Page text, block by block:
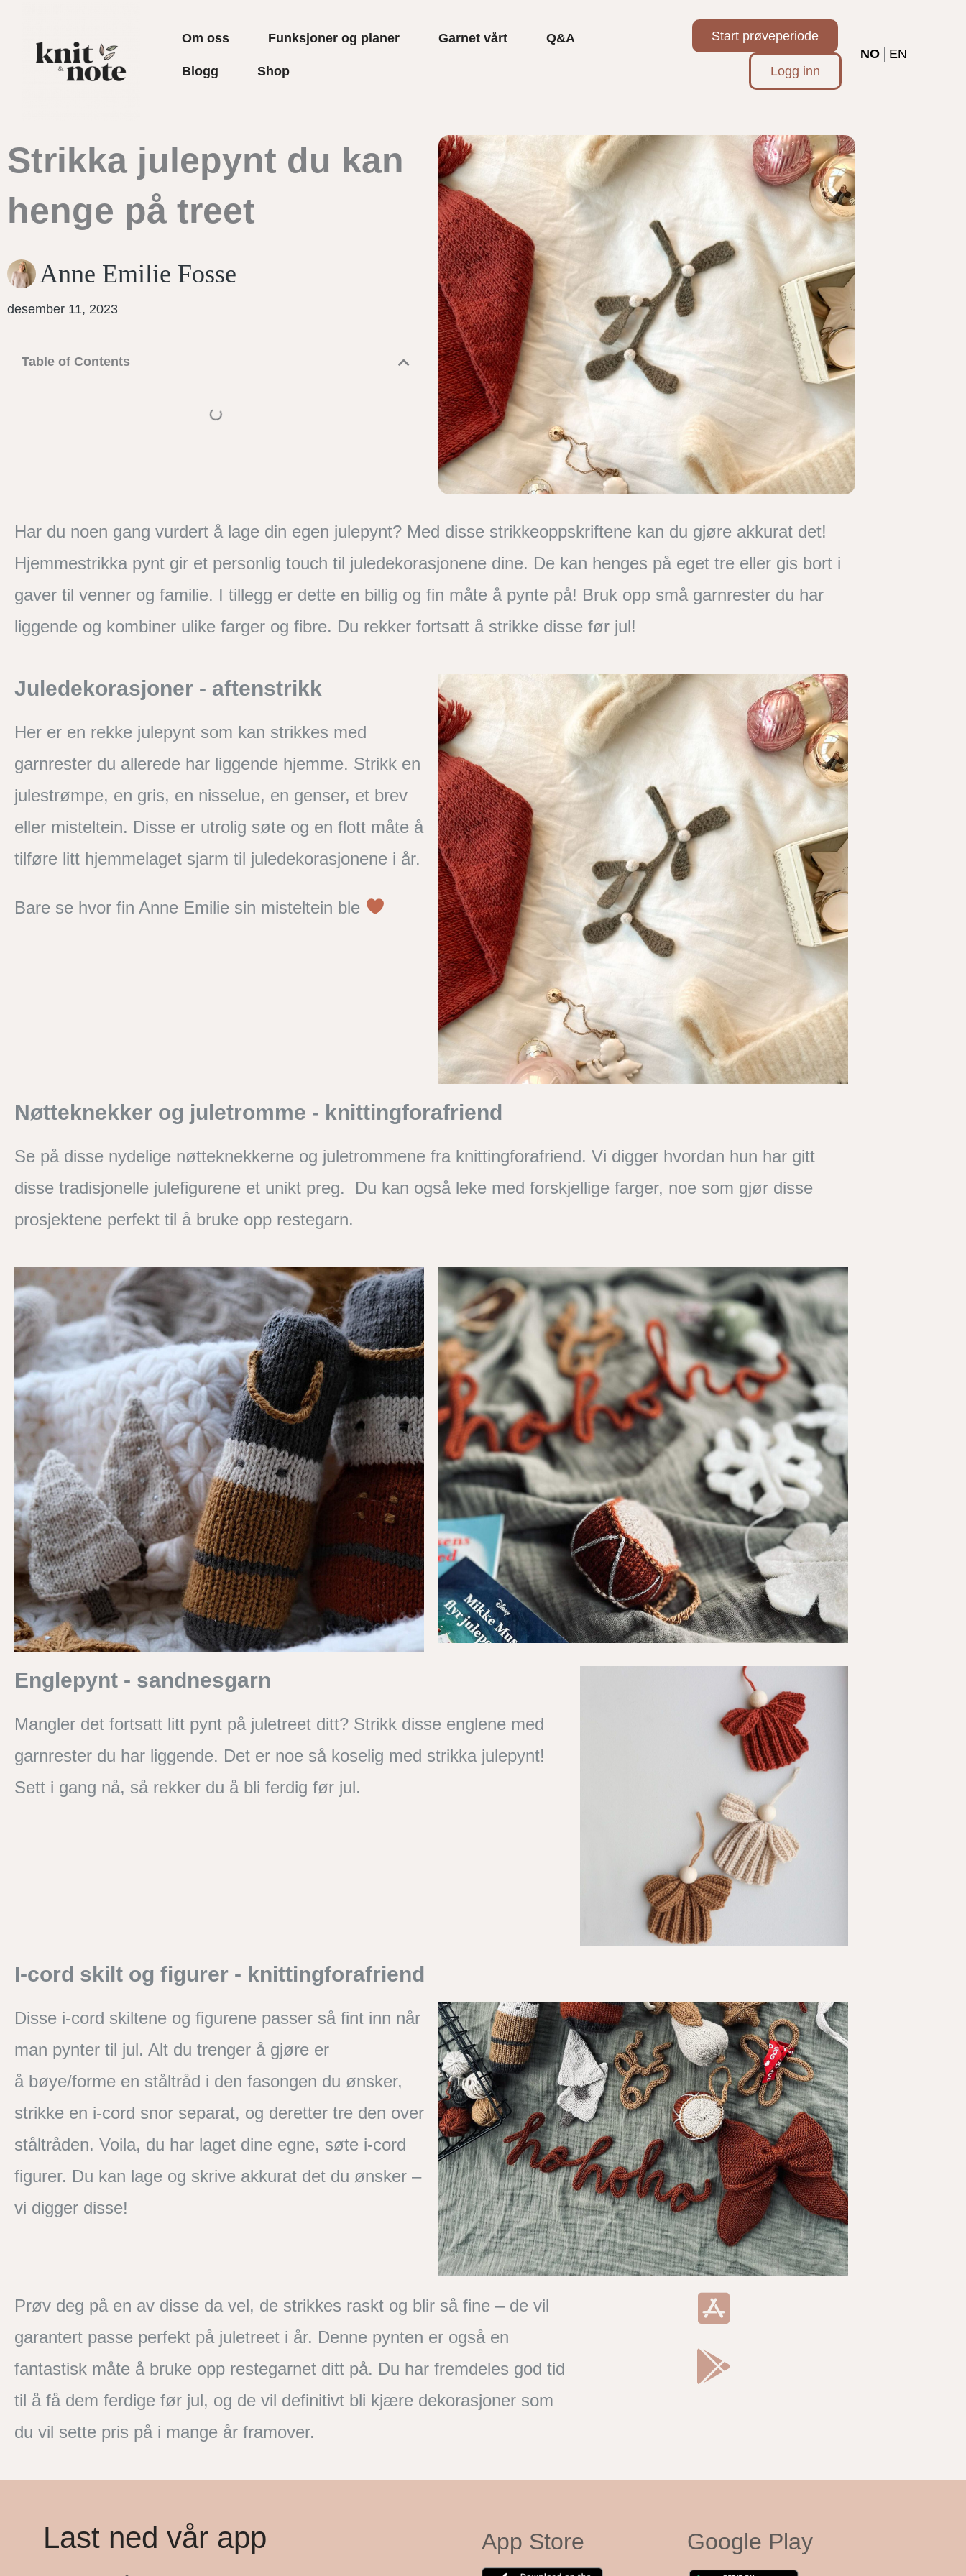
Om oss Funksjoner og planer Garnet vårt Q&A
Blogg Shop
Start prøveperiode
Logg inn
NO EN
Strikka julepynt du kan
henge på treet
Anne Emilie Fosse
desember 11, 2023
Table of Contents
Har du noen gang vurdert å lage din egen julepynt? Med disse strikkeoppskriftene kan du gjøre akkurat det!
Hjemmestrikka pynt gir et personlig touch til juledekorasjonene dine. De kan henges på eget tre eller gis bort i
gaver til venner og familie. I tillegg er dette en billig og fin måte å pynte på! Bruk opp små garnrester du har
liggende og kombiner ulike farger og fibre. Du rekker fortsatt å strikke disse før jul!
Juledekorasjoner - aftenstrikk
Her er en rekke julepynt som kan strikkes med
garnrester du allerede har liggende hjemme. Strikk en
julestrømpe, en gris, en nisselue, en genser, et brev
eller misteltein. Disse er utrolig søte og en flott måte å
tilføre litt hjemmelaget sjarm til juledekorasjonene i år.
Bare se hvor fin Anne Emilie sin misteltein ble
Nøtteknekker og juletromme - knittingforafriend
Se på disse nydelige nøtteknekkerne og juletrommene fra knittingforafriend. Vi digger hvordan hun har gitt
disse tradisjonelle julefigurene et unikt preg. Du kan også leke med forskjellige farger, noe som gjør disse
prosjektene perfekt til å bruke opp restegarn.
Englepynt - sandnesgarn
Mangler det fortsatt litt pynt på juletreet ditt? Strikk disse englene med
garnrester du har liggende. Det er noe så koselig med strikka julepynt!
Sett i gang nå, så rekker du å bli ferdig før jul.
I-cord skilt og figurer - knittingforafriend
Disse i-cord skiltene og figurene passer så fint inn når
man pynter til jul. Alt du trenger å gjøre er
å bøye/forme en ståltråd i den fasongen du ønsker,
strikke en i-cord snor separat, og deretter tre den over
ståltråden. Voila, du har laget dine egne, søte i-cord
figurer. Du kan lage og skrive akkurat det du ønsker –
vi digger disse!
Prøv deg på en av disse da vel, de strikkes raskt og blir så fine – de vil
garantert passe perfekt på juletreet i år. Denne pynten er også en
fantastisk måte å bruke opp restegarnet ditt på. Du har fremdeles god tid
til å få dem ferdige før jul, og de vil definitivt bli kjære dekorasjoner som
du vil sette pris på i mange år framover.
Last ned vår app App Store Google Play